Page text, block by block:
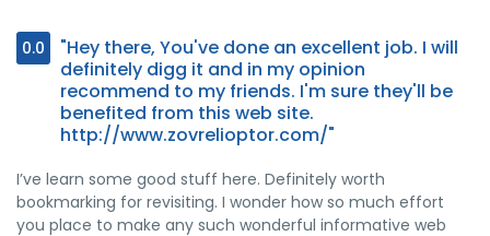
0.0
"Hey there, You've done an excellent job. I will
definitely digg it and in my opinion
recommend to my friends. I'm sure they'll be
benefited from this web site.
http://www.zovrelioptor.com/"
I’ve learn some good stuff here. Definitely worth
bookmarking for revisiting. I wonder how so much effort
you place to make any such wonderful informative web